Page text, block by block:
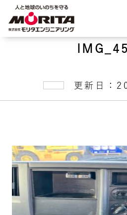
更新日：